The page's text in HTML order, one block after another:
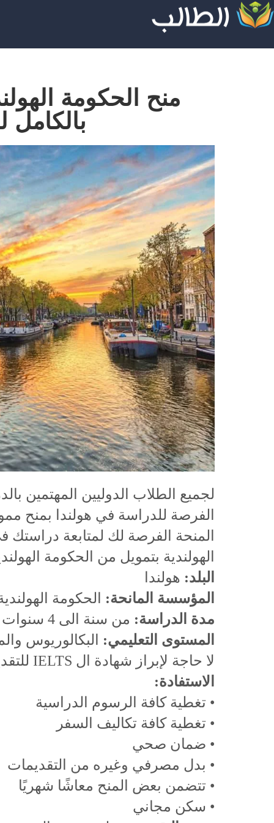
بالكامل
لجميع الطلاب الدوليين المهتمين
الفرصة للدراسة في هولندا بمنح
المنحة الفرصة لك لمتابعة
الهولندية بتمويل من الحكومة
البلد: هولندا
المؤسسة المانحة: الحكومة
مدة الدراسة: من سنة الى 4 سنوات
المستوى التعليمي: البكالوريوس
لا حاجة لإبراز شهادة ال IELTS للتقديم على المنح
الاستفادة:
• تغطية كافة الرسوم الدراسية
• تغطية كافة تكاليف السفر
• ضمان صحي
• بدل مصرفي وغيره من التقديمات
• تتضمن بعض المنح معاشًا شهريًا
• سكن مجاني